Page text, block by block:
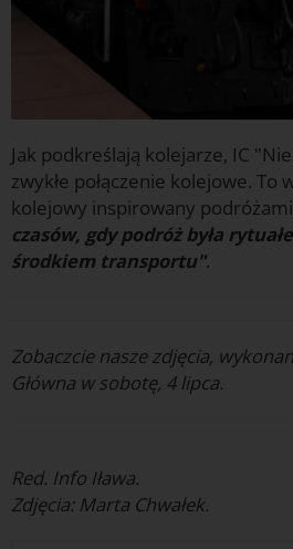
Jak podkreślają kolejarze, IC
zwykłe połączenie kolejowe.
kolejowy inspirowany
czasów, gdy podróż była
środkiem transportu".
Zobaczcie nasze zdjęcia,
Główna w sobotę, 4 lipca.
Red. Info Iława.
Zdjęcia: Marta Chwałek.